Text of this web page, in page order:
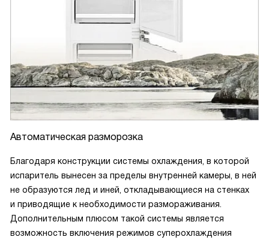
Автоматическая разморозка
Благодаря конструкции системы охлаждения, в которой
испаритель вынесен за пределы внутренней камеры, в ней
не образуются лед и иней, откладывающиеся на стенках
и приводящие к необходимости размораживания.
Дополнительным плюсом такой системы является
возможность включения режимов суперохлаждения